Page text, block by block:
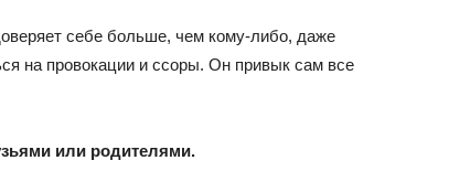
себе больше, чем кому-либо, даже
на провокации и ссоры. Он привык сам все
или родителями.